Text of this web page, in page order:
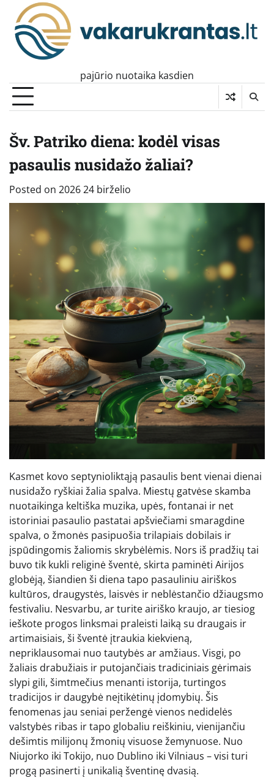
content
pajūrio nuotaika kasdien
Šv. Patriko diena: kodėl visas
pasaulis nusidažo žaliai?
Posted on 2026 24 birželio
Kasmet kovo septynioliktąją pasaulis bent vienai dienai
nusidažo ryškiai žalia spalva. Miestų gatvėse skamba
nuotaikinga keltiška muzika, upės, fontanai ir net
istoriniai pasaulio pastatai apšviečiami smaragdine
spalva, o žmonės pasipuošia trilapiais dobilais ir
įspūdingomis žaliomis skrybėlėmis. Nors iš pradžių tai
buvo tik kukli religinė šventė, skirta paminėti Airijos
globėją, šiandien ši diena tapo pasauliniu airiškos
kultūros, draugystės, laisvės ir neblėstančio džiaugsmo
festivaliu. Nesvarbu, ar turite airiško kraujo, ar tiesiog
ieškote progos linksmai praleisti laiką su draugais ir
artimaisiais, ši šventė įtraukia kiekvieną,
nepriklausomai nuo tautybės ar amžiaus. Visgi, po
žaliais drabužiais ir putojančiais tradiciniais gėrimais
slypi gili, šimtmečius menanti istorija, turtingos
tradicijos ir daugybė neįtikėtinų įdomybių. Šis
fenomenas jau seniai peržengė vienos nedidelės
valstybės ribas ir tapo globaliu reiškiniu, vienijančiu
dešimtis milijonų žmonių visuose žemynuose. Nuo
Niujorko iki Tokijo, nuo Dublino iki Vilniaus – visi turi
progą pasinerti į unikalią šventinę dvasią.